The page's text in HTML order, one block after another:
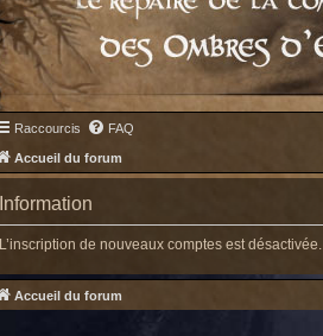
Raccourcis FAQ
Accueil du forum
Information
L’inscription de nouveaux comptes est désactivée.
Accueil du forum